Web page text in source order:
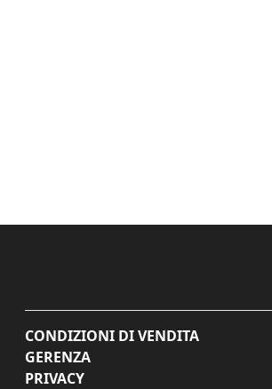
CONDIZIONI DI VENDITA
GERENZA
PRIVACY